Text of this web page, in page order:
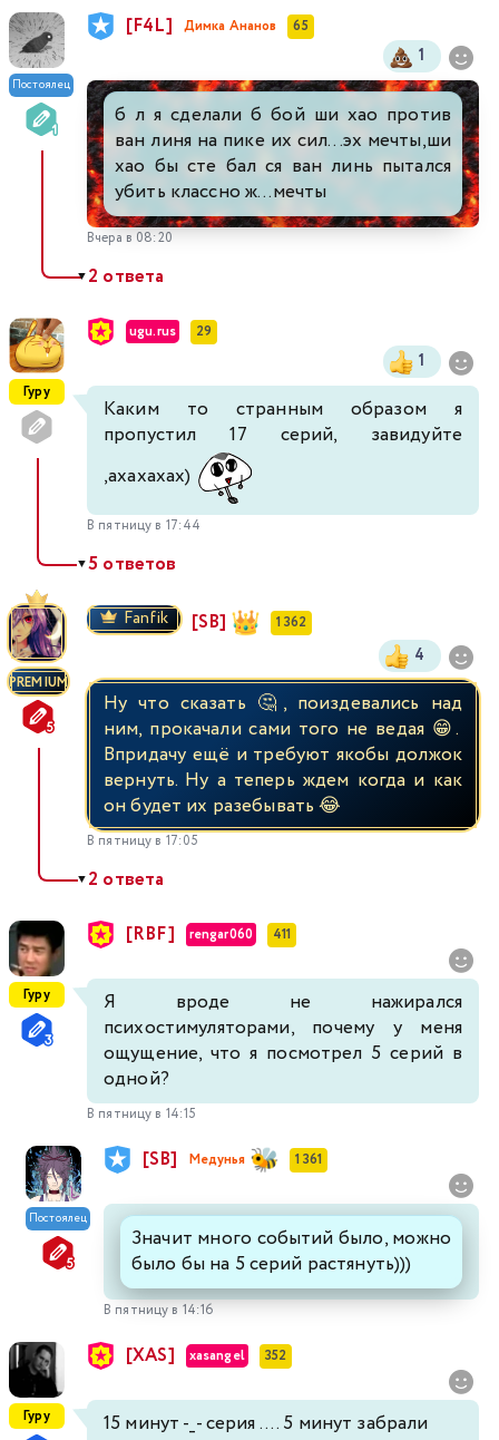
Постоялец
[F4L] Димка Ананов 65
1
б л я сделали б бой ши хао против
ван линя на пике их сил...эх мечты,ши
хао бы сте бал ся ван линь пытался
убить классно ж...мечты
Вчера в 08:20
▼2 ответа
Гуру
ugu.rus 29
1
Каким то странным образом я
пропустил 17 серий, завидуйте
,ахахахах)
В пятницу в 17:44
▼5 ответов
PREMIUM
Fanfik [SB] 1 362
4
Ну что сказать 🤔, поиздевались над
ним, прокачали сами того не ведая 😁.
Впридачу ещё и требуют якобы должок
вернуть. Ну а теперь ждем когда и как
он будет их разебывать 😂
В пятницу в 17:05
▼2 ответа
Гуру
[RBF] rengar060 411
Я вроде не нажирался
психостимуляторами, почему у меня
ощущение, что я посмотрел 5 серий в
одной?
В пятницу в 14:15
Постоялец
[SB] Медунья 1 361
Значит много событий было, можно
было бы на 5 серий растянуть)))
В пятницу в 14:16
Гуру
[XAS] xasangel 352
15 минут -_- серия .... 5 минут забрали